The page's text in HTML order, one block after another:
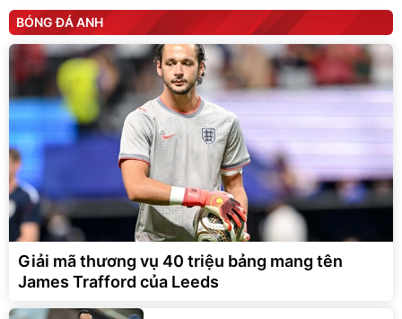
BÓNG ĐÁ ANH
Giải mã thương vụ 40 triệu bảng mang tên
James Trafford của Leeds